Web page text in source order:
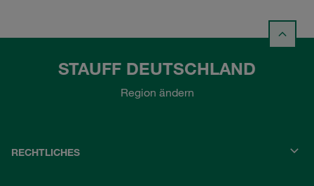
STAUFF DEUTSCHLAND
Region ändern
RECHTLICHES